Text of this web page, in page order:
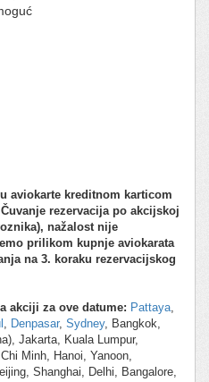
aviokarte kreditnom karticom
Čuvanje rezervacija po akcijskoj
nažalost nije
prilikom kupnje aviokarata
na 3. koraku rezervacijskog
akciji za ove datume: Pattaya
Denpasar, Sydney, Bangkok,
Jakarta, Kuala Lumpur,
Minh, Hanoi, Yanoon,
Shanghai, Delhi, Bangalore,